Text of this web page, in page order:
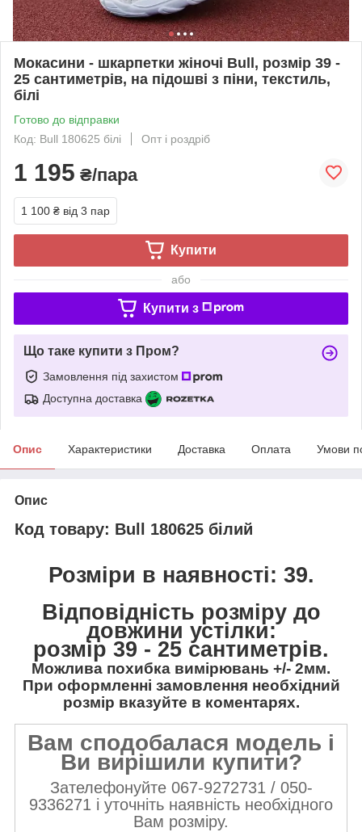
Мокасини - шкарпетки жіночі Bull, розмір 39 -
25 сантиметрів, на підошві з піни, текстиль,
білі
Готово до відправки
Код: Bull 180625 білі
Опт і роздріб
1 195 ₴/пара
1 100 ₴ від 3 пар
Купити
або
Купити з
Що таке купити з Пром?
Замовлення під захистом
Доступна доставка
Опис Характеристики Доставка Оплата Умови
Опис
Код товару: Bull 180625 білий
Розміри в наявності: 39.
Відповідність розміру до
довжини устілки:
розмір 39 - 25 сантиметрів.
Можлива похибка вимірювань +/- 2мм.
При оформленні замовлення необхідний
розмір вказуйте в коментарях.
Вам сподобалася модель і
Ви вирішили купити?
Зателефонуйте 067-9272731 / 050-
9336271 і уточніть наявність необхідного
Вам розміру.